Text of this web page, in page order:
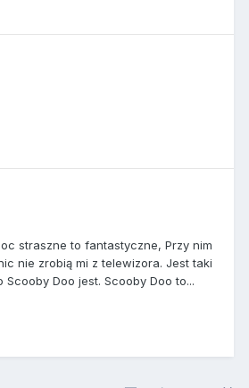
straszne to fantastyczne, Przy nim
nie zrobią mi z telewizora. Jest taki
Doo jest. Scooby Doo to...